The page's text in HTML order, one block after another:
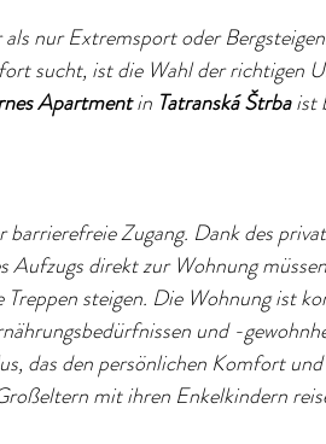
nur Extremsport oder
sucht, ist die Wahl der richtigen
Apartmentin Tatranská Štrbaist
Zugang. Dank des
Aufzugs direkt zur Wohnung
steigen. Die Wohnung ist
und -
das den persönlichen Komfort
mit ihren Enkelkindern